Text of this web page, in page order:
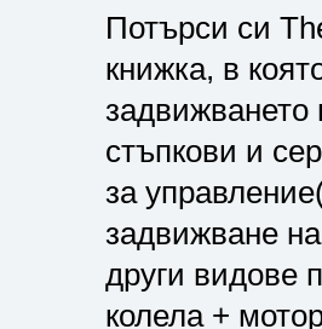
Потърси си
книжка, в
задвижването
стъпкови и
за
задвижване
други видове
колела +